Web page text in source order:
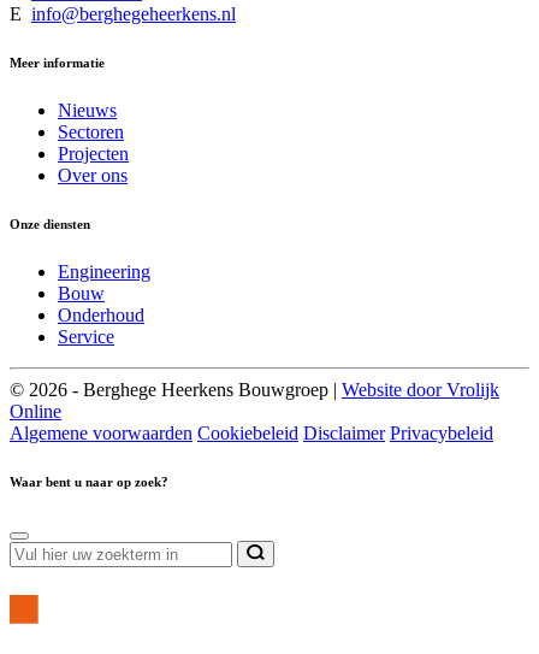
E info@berghegeheerkens.nl
Meer informatie
Nieuws
Sectoren
Projecten
Over ons
Onze diensten
Engineering
Bouw
Onderhoud
Service
© 2026 - Berghege Heerkens Bouwgroep | Website door Vrolijk
Online
Algemene voorwaarden Cookiebeleid Disclaimer Privacybeleid
Waar bent u naar op zoek?